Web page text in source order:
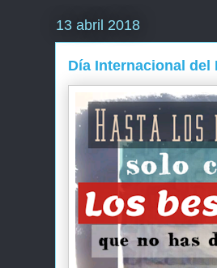
13 abril 2018
Día Internacional del